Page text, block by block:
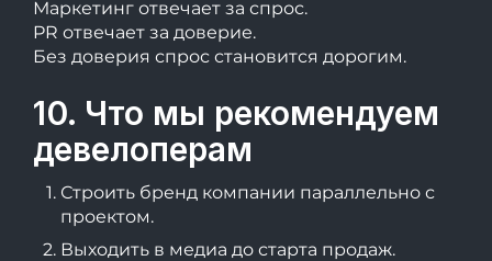
Маркетинг отвечает за спрос.
PR отвечает за доверие.
Без доверия спрос становится дорогим.
10. Что мы рекомендуем
девелоперам
Строить бренд компании параллельно с
проектом.
Выходить в медиа до старта продаж.